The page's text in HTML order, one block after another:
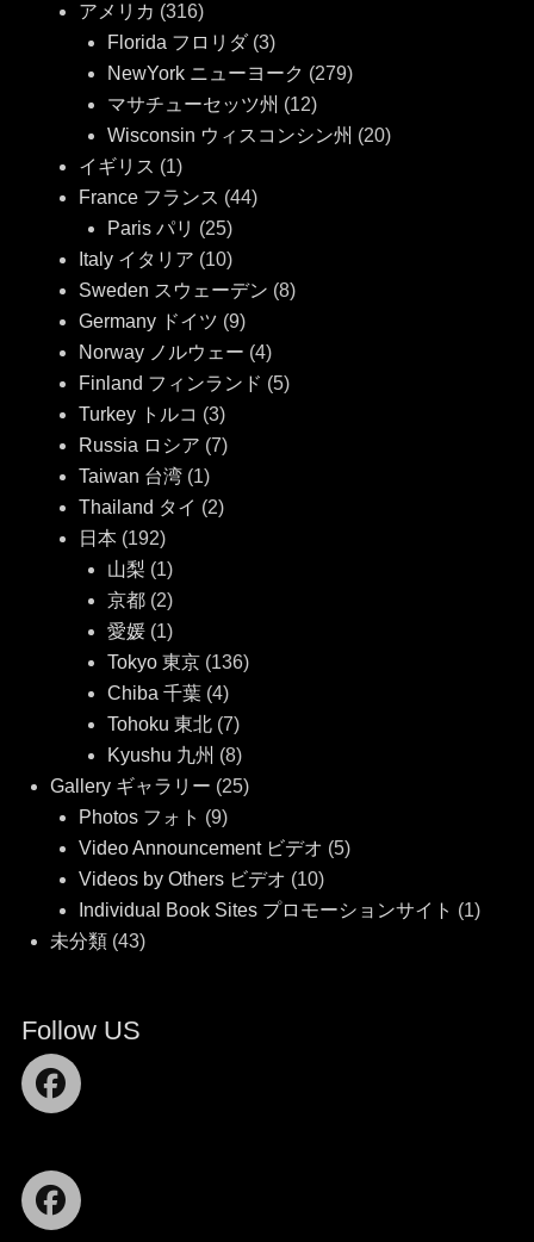
アメリカ (316)
Florida フロリダ(3)
NewYork ニューヨーク (279)
マサチューセッツ州 (12)
Wisconsin ウィスコンシン州 (20)
イギリス (1)
France フランス (44)
Paris パリ (25)
Italy イタリア (10)
Sweden スウェーデン (8)
Germany ドイツ (9)
Norway ノルウェー (4)
Finland フィンランド (5)
Turkey トルコ (3)
Russia ロシア (7)
Taiwan 台湾(1)
Thailand タイ (2)
日本 (192)
山梨 (1)
京都(2)
愛媛(1)
Tokyo 東京(136)
Chiba 千葉(4)
Tohoku 東北(7)
Kyushu 九州 (8)
Gallery ギャラリー (25)
Photos フォト (9)
Video Announcement ビデオ (5)
Videos by Others ビデオ (10)
Individual Book Sites プロモーションサイト (1)
未分類(43)
Follow US
Facebook
Facebook